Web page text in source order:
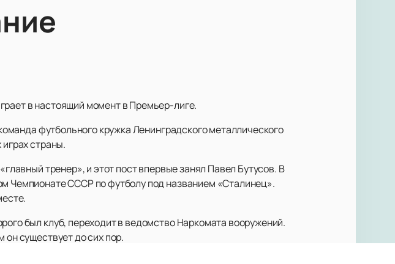
в настоящий момент в Премьер-лиге.
футбольного кружка Ленинградского металлического
страны.
тренер», и этот пост впервые занял Павел Бутусов. В
Чемпионате СССР по футболу под названием «Сталинец».
был клуб, переходит в ведомство Наркомата вооружений.
существует до сих пор.